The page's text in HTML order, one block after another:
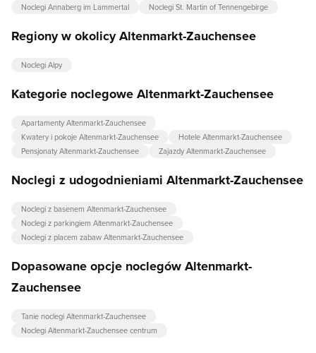
Noclegi Annaberg im Lammertal
Noclegi St. Martin of Tennengebirge
Regiony w okolicy Altenmarkt-Zauchensee
Noclegi Alpy
Kategorie noclegowe Altenmarkt-Zauchensee
Apartamenty Altenmarkt-Zauchensee
Kwatery i pokoje Altenmarkt-Zauchensee
Hotele Altenmarkt-Zauchensee
Pensjonaty Altenmarkt-Zauchensee
Zajazdy Altenmarkt-Zauchensee
Noclegi z udogodnieniami Altenmarkt-Zauchensee
Noclegi z basenem Altenmarkt-Zauchensee
Noclegi z parkingiem Altenmarkt-Zauchensee
Noclegi z placem zabaw Altenmarkt-Zauchensee
Dopasowane opcje noclegów Altenmarkt-
Zauchensee
Tanie noclegi Altenmarkt-Zauchensee
Noclegi Altenmarkt-Zauchensee centrum